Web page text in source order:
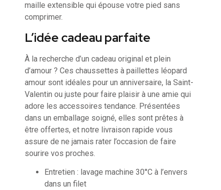
maille extensible qui épouse votre pied sans
comprimer.
L’idée cadeau parfaite
À la recherche d’un cadeau original et plein
d’amour ? Ces chaussettes à paillettes léopard
amour sont idéales pour un anniversaire, la Saint-
Valentin ou juste pour faire plaisir à une amie qui
adore les accessoires tendance. Présentées
dans un emballage soigné, elles sont prêtes à
être offertes, et notre livraison rapide vous
assure de ne jamais rater l’occasion de faire
sourire vos proches.
Entretien : lavage machine 30°C à l’envers
dans un filet